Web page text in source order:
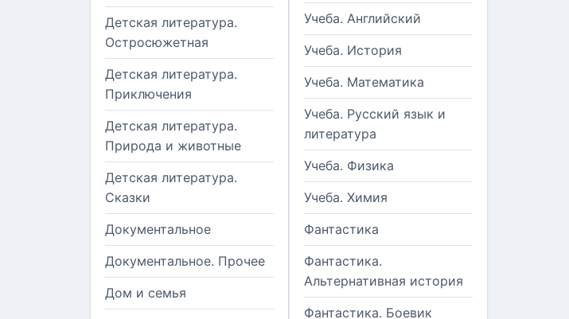
Детская литература.
Остросюжетная
Детская литература.
Приключения
Детская литература.
Природа и животные
Детская литература.
Сказки
Документальное
Документальное. Прочее
Дом и семья
Учеба. Английский
Учеба. История
Учеба. Математика
Учеба. Русский язык и
литература
Учеба. Физика
Учеба. Химия
Фантастика
Фантастика.
Альтернативная история
Фантастика. Боевик